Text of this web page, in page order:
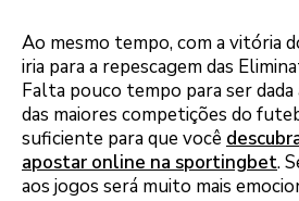
Ao mesmo tempo, com a vitória
iria para a repescagem das
Falta pouco tempo para ser dada
das maiores competições do
suficiente para que você
apostar online na sportingbet.
aos jogos será muito mais